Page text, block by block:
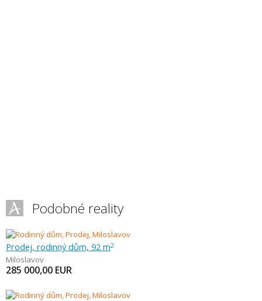
Podobné reality
Prodej, rodinný dům, 92 m2
Miloslavov
285 000,00 EUR